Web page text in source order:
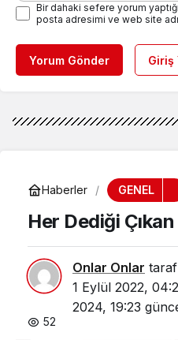
Bir dahaki sefere yorum
posta adresimi ve web site
Yorum Gönder Giriş
Haberler GENEL
Her Dediği Çıkan
Onlar Onlar
1 Eylül 2022,
2024, 19:23
52